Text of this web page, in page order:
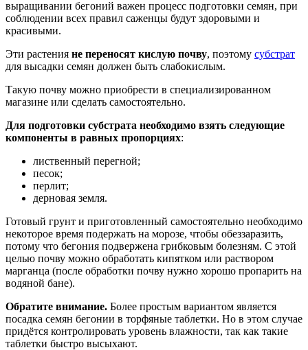
выращивании бегоний важен процесс подготовки семян, при
соблюдении всех правил саженцы будут здоровыми и
красивыми.
Эти растения не переносят кислую почву, поэтому субстрат
для высадки семян должен быть слабокислым.
Такую почву можно приобрести в специализированном
магазине или сделать самостоятельно.
Для подготовки субстрата необходимо взять следующие
компоненты в равных пропорциях:
лиственный перегной;
песок;
перлит;
дерновая земля.
Готовый грунт и приготовленный самостоятельно необходимо
некоторое время подержать на морозе, чтобы обеззаразить,
потому что бегония подвержена грибковым болезням. С этой
целью почву можно обработать кипятком или раствором
марганца (после обработки почву нужно хорошо пропарить на
водяной бане).
Обратите внимание. Более простым вариантом является
посадка семян бегонии в торфяные таблетки. Но в этом случае
придётся контролировать уровень влажности, так как такие
таблетки быстро высыхают.